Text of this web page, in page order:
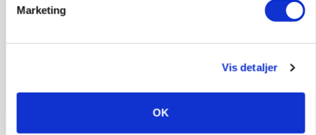
Marketing
Vis detaljer
OK
Grise
03. aug.
Kalvepasser til ejendom i udvikling søges